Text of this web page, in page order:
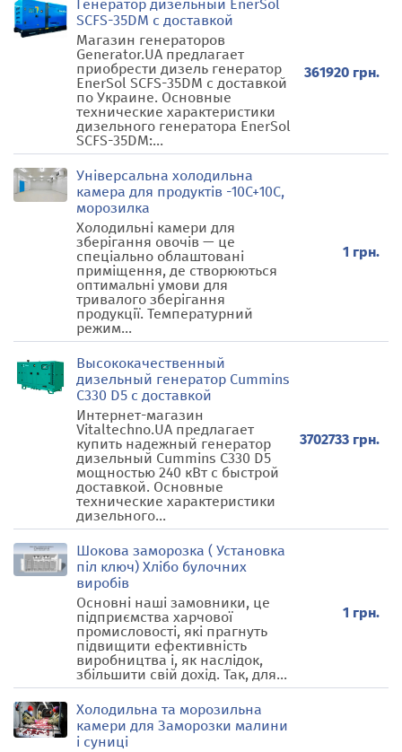
Генератор дизельный EnerSol
SCFS-35DM с доставкой
Магазин генераторов
Generator.UA предлагает
приобрести дизель генератор
EnerSol SCFS-35DM с доставкой
по Украине. Основные
технические характеристики
дизельного генератора EnerSol
SCFS-35DM:...
361920 грн.
Універсальна холодильна
камера для продуктів -10С+10С,
морозилка
Холодильні камери для
зберігання овочів — це
спеціально облаштовані
приміщення, де створюються
оптимальні умови для
тривалого зберігання
продукції. Температурний
режим...
1 грн.
Высококачественный
дизельный генератор Cummins
C330 D5 с доставкой
Интернет-магазин
Vitaltechno.UA предлагает
купить надежный генератор
дизельный Cummins C330 D5
мощностью 240 кВт с быстрой
доставкой. Основные
технические характеристики
дизельного...
3702733 грн.
Шокова заморозка ( Установка
піл ключ) Хлібо булочних
виробів
Основні наші замовники, це
підприємства харчової
промисловості, які прагнуть
підвищити ефективність
виробництва і, як наслідок,
збільшити свій дохід. Так, для...
1 грн.
Холодильна та морозильна
камери для Заморозки малини
і суниці